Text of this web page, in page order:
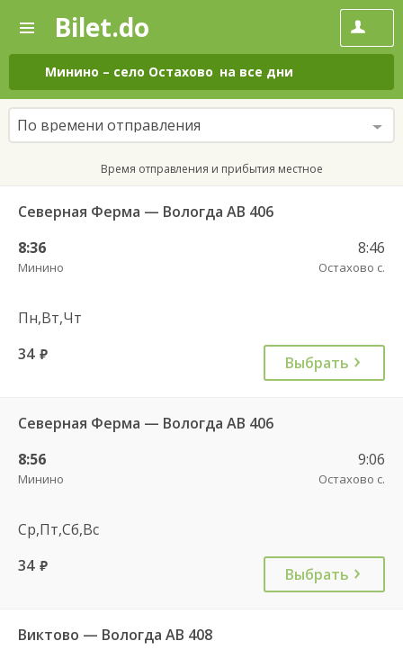
—
Поиск
и
покупка
билетов
на
автобус
онлайн
Bilet.do
Минино – село Остахово на все дни
По времени отправления
Время отправления и прибытия местное
Северная Ферма — Вологда АВ 406
8:36
Минино
8:46
Остахово с.
Пн,Вт,Чт
34 руб. Выбрать
Северная Ферма — Вологда АВ 406
8:56
Минино
9:06
Остахово с.
Ср,Пт,Сб,Вс
34 руб. Выбрать
Виктово — Вологда АВ 408